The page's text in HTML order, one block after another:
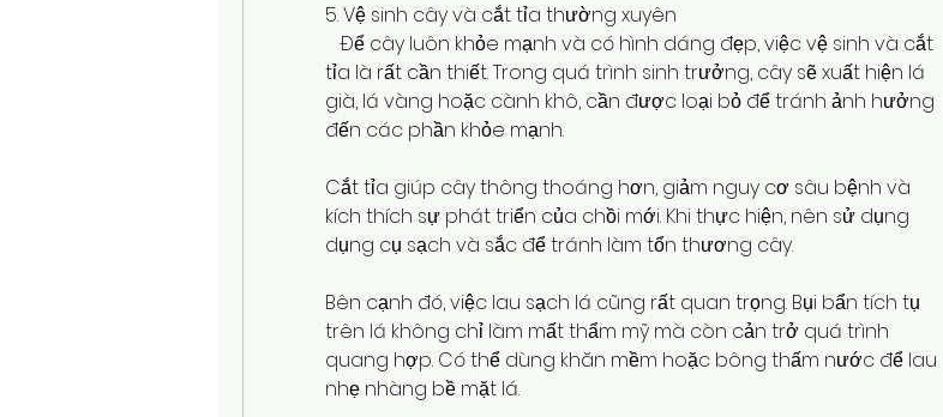
5. Vệ sinh cây và cắt tỉa thường xuyên
Để cây luôn khỏe mạnh và có hình dáng đẹp, việc vệ sinh và cắt
tỉa là rất cần thiết. Trong quá trình sinh trưởng, cây sẽ xuất hiện lá
già, lá vàng hoặc cành khô, cần được loại bỏ để tránh ảnh hưởng
đến các phần khỏe mạnh.
Cắt tỉa giúp cây thông thoáng hơn, giảm nguy cơ sâu bệnh và
kích thích sự phát triển của chồi mới. Khi thực hiện, nên sử dụng
dụng cụ sạch và sắc để tránh làm tổn thương cây.
Bên cạnh đó, việc lau sạch lá cũng rất quan trọng. Bụi bẩn tích tụ
trên lá không chỉ làm mất thẩm mỹ mà còn cản trở quá trình
quang hợp. Có thể dùng khăn mềm hoặc bông thấm nước để lau
nhẹ nhàng bề mặt lá.